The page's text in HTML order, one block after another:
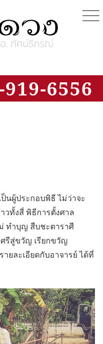
6556
นผู้ประกอบพิธี ไม่ว่าจะ
วทั้งสี่ พิธีการตั้งศาล
ทำบุญ สืบชะตาราศี
รีสู่ขวัญ เรียกขวัญ
ยละเอียดกับอาจารย์ ได้ที่